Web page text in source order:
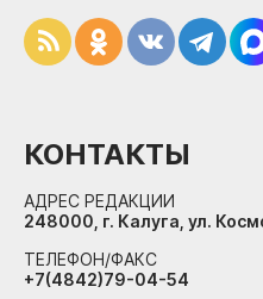
КОНТАКТЫ
АДРЕС РЕДАКЦИИ
248000, г. Калуга, ул.
ТЕЛЕФОН/ФАКС
+7(4842)79-04-54